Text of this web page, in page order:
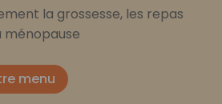
la grossesse, les repas
ménopause
menu